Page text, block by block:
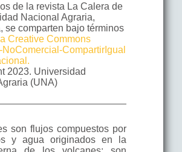
de la revista La Calera de
Nacional Agraria,
se comparten bajo términos
Creative Commons
CompartirIgual
2023. Universidad
(UNA)
son flujos compuestos por
y agua originados en la